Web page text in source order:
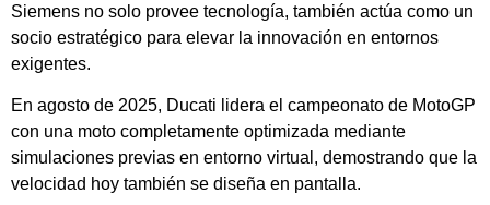
Siemens no solo provee tecnología, también actúa como un
socio estratégico para elevar la innovación en entornos
exigentes.
En agosto de 2025, Ducati lidera el campeonato de MotoGP
con una moto completamente optimizada mediante
simulaciones previas en entorno virtual, demostrando que la
velocidad hoy también se diseña en pantalla.